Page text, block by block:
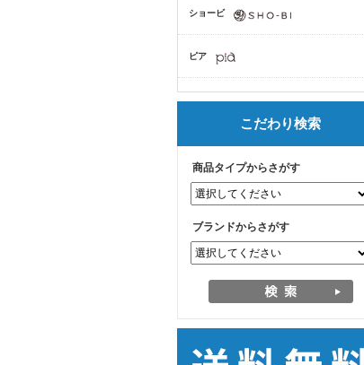
ショービ
ピア
こだわり検索
商品タイプからさがす
ブランドからさがす